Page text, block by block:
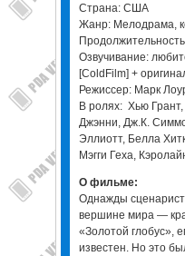
Страна: США
Жанр: Мелодрама,
Озвучивание:
[ColdFilm] +
Режиссер: Марк
В ролях: Хью
Джэнни, Дж.К.
Эллиотт, Белла
Мэгги Геха,
О фильме:
Однажды
вершине мира —
«Золотой глобус»,
известен. Но это